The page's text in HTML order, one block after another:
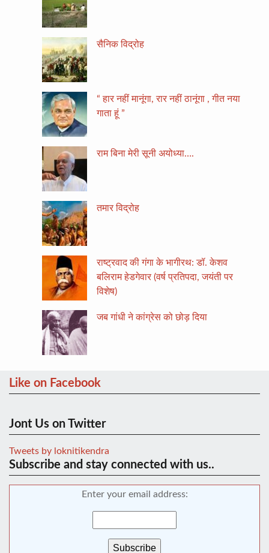
सैनिक विद्रोह
“ हार नहीं मानूंगा, रार नहीं ठानूंगा , गीत नया
गाता हूं ”
राम बिना मेरी सूनी अयोध्या….
तमार विद्रोह
राष्ट्रवाद की गंगा के भागीरथ: डॉ. केशव
बलिराम हेडगेवार (वर्ष प्रतिपदा, जयंती पर
विशेष)
जब गांधी ने कांग्रेस को छोड़ दिया
Like on Facebook
Jont Us on Twitter
Tweets by loknitikendra
Subscribe and stay connected with us..
Enter your email address: